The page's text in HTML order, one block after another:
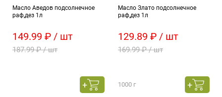
Масло Аведов подсолнечное
раф,дез 1л
149.99 ₽ / шт
187.99 ₽ / шт
Масло Злато подсолнечное
раф,дез 1л
129.89 ₽ / шт
169.99 ₽ / шт
1000 г